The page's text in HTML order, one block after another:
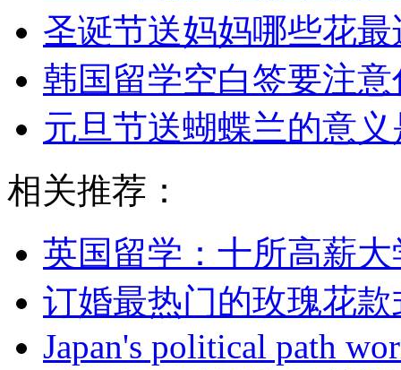
圣诞节送妈妈哪些花
韩国留学空白签要注意
元旦节送蝴蝶兰的意
相关推荐：
英国留学：十所高薪
订婚最热门的玫瑰花
Japan's political path